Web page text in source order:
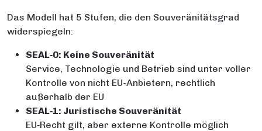
Das Modell hat 5 Stufen, die den Souveränitätsgrad
widerspiegeln:
SEAL‑0: Keine Souveränität
Service, Technologie und Betrieb sind unter voller
Kontrolle von nicht EU-Anbietern, rechtlich
außerhalb der EU
SEAL‑1: Juristische Souveränität
EU‑Recht gilt, aber externe Kontrolle möglich